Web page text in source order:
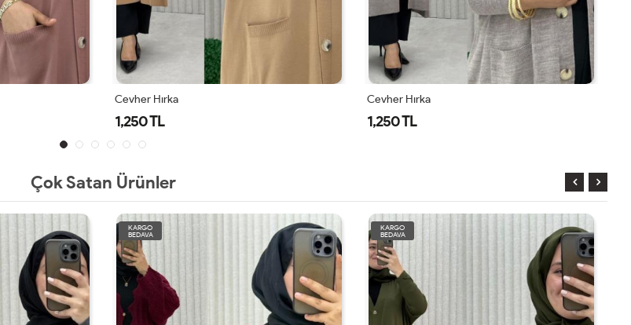
Cevher Hırka Cevher Hırka
Çok Satan Ürünler
KARGO
BEDAVA
KARGO
BEDAVA